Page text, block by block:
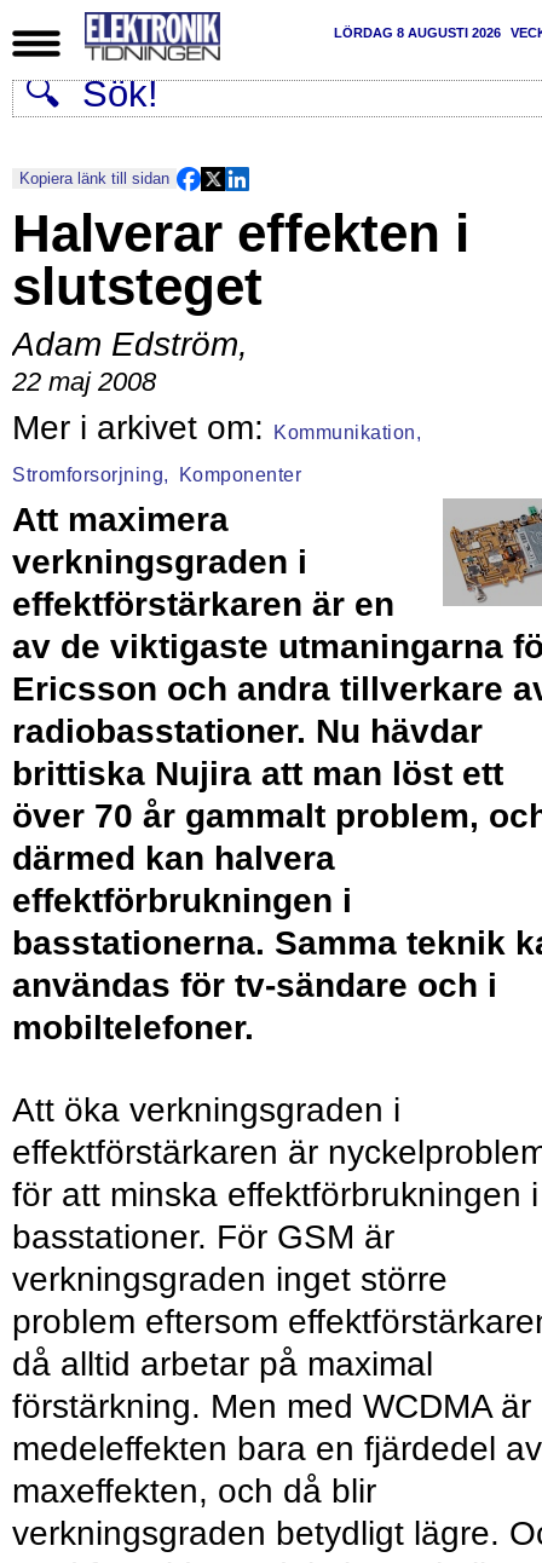
LÖRDAG 8 AUGUSTI 2026
Kopiera länk till sidan
Halverar effekten i
slutsteget
Adam Edström,
22 maj 2008
Kommunikation,
Stromforsorjning, Komponenter
Att maximera
verkningsgraden i
effektförstärkaren är en
av de viktigaste utmaningarna
Ericsson och andra tillverkare
radiobasstationer. Nu hävdar
brittiska Nujira att man löst ett
över 70 år gammalt problem,
därmed kan halvera
effektförbrukningen i
basstationerna. Samma teknik
användas för tv-sändare och i
mobiltelefoner.
Att öka verkningsgraden i
effektförstärkaren är
för att minska effektförbrukningen i
basstationer. För GSM är
verkningsgraden inget större
problem eftersom
då alltid arbetar på maximal
förstärkning. Men med WCDMA är
medeleffekten bara en fjärdedel av
maxeffekten, och då blir
verkningsgraden betydligt lägre.